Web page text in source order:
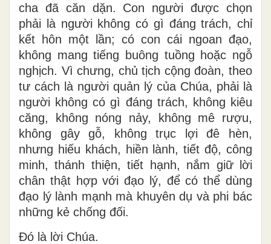
cha đã căn dặn. Con người được chọn
phải là người không có gì đáng trách, chỉ
kết hôn một lần; có con cái ngoan đạo,
không mang tiếng buông tuồng hoặc ngỗ
nghịch. Vì chưng, chủ tịch cộng đoàn, theo
tư cách là người quản lý của Chúa, phải là
người không có gì đáng trách, không kiêu
căng, không nóng nảy, không mê rượu,
không gây gỗ, không trục lợi đê hèn,
nhưng hiếu khách, hiền lành, tiết độ, công
minh, thánh thiện, tiết hạnh, nắm giữ lời
chân thật hợp với đạo lý, để có thể dùng
đạo lý lành mạnh mà khuyên dụ và phi bác
những kẻ chống đối.
Ðó là lời Chúa.